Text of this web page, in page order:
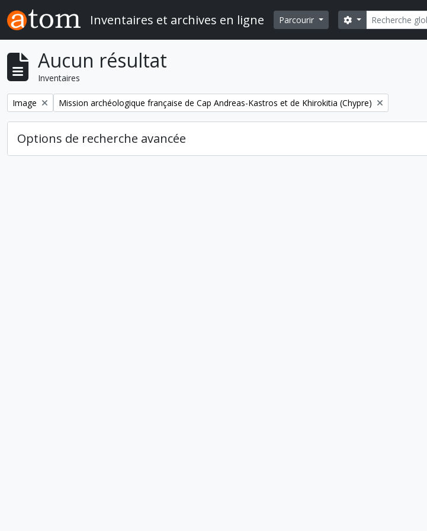
Skip to main content
Inventaires et archives en ligne Parcourir Rechercher
Search options
Aucun résultat
Inventaires
Remove filter:
Image Remove filter:
Mission archéologique française de Cap Andreas-Kastros et de Khirokitia (Chypre)
Options de recherche avancée